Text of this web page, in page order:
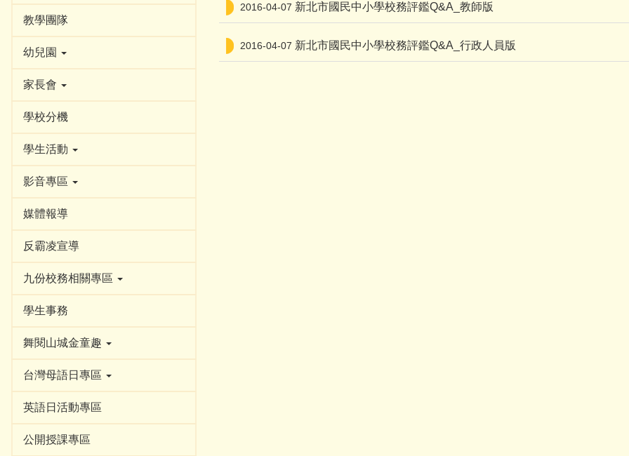
教學團隊
幼兒園
家長會
學校分機
學生活動
影音專區
媒體報導
反霸凌宣導
九份校務相關專區
學生事務
舞閱山城金童趣
台灣母語日專區
英語日活動專區
公開授課專區
2016-04-07 新北市國民中小學校務評鑑Q&A_教師版
2016-04-07 新北市國民中小學校務評鑑Q&A_行政人員版